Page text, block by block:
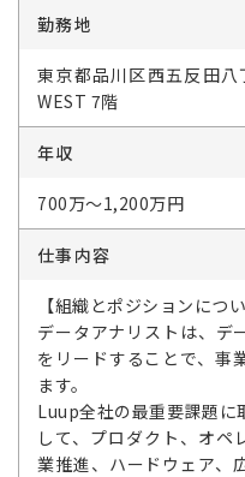
勤務地
東京都品川区西五反田
WEST 7階
年収
700万～1,200万円
仕事内容
【組織とポジションについ
データアナリストは、デ
をリードすることで、事
ます。
Luup全社の最重要課題に
して、プロダクト、オペ
業推進、ハードウェア、